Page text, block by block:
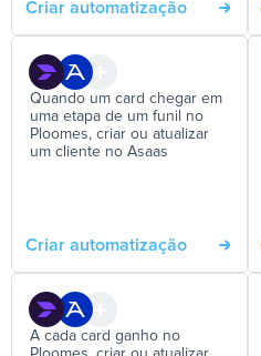
Criar automatização
Quando um card chegar em
uma etapa de um funil no
Ploomes, criar ou atualizar
um cliente no Asaas
Criar automatização
A cada card ganho no